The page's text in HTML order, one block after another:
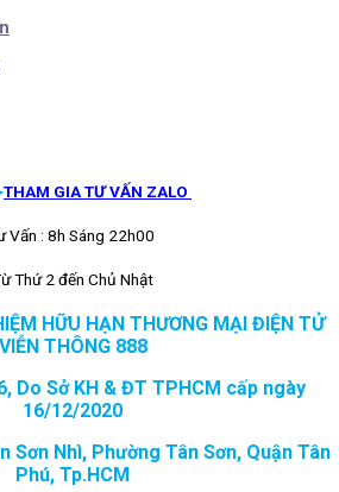
THAM GIA TƯ VẤN ZALO
Vấn : 8h Sáng 22h00
Thứ 2 đến Chủ Nhật
HỮU HẠN THƯƠNG MẠI ĐIỆN TỬ
VIỄN THÔNG 888
Do Sở KH & ĐT TPHCM cấp ngày
16/12/2020
Sơn Nhì, Phường Tân Sơn, Quận Tân
Phú, Tp.HCM